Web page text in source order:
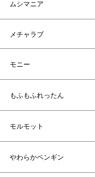
ムシマニア
メチャラブ
モニー
もふもふれったん
モルモット
やわらかペンギン